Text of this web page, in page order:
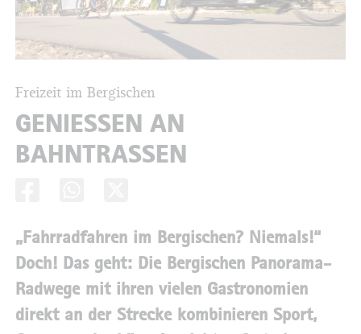
Freizeit im Bergischen
GENIESSEN AN B
AHNTRASSEN
„Fahrradfahren im Bergischen? Niemals!“
Doch! Das geht: Die Bergischen Panorama-
Radwege mit ihren vielen Gastronomien
direkt an der Strecke kombinieren Sport,